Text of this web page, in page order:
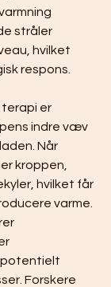
stråler
hvilket
respons.
er
indre væv
Når
kroppen,
hvilket får
varme.
potentielt
Forskere